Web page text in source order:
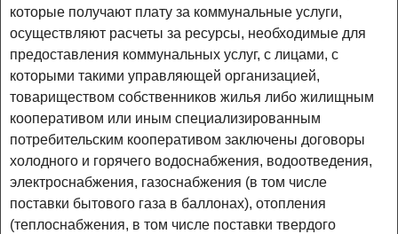
которые получают плату за коммунальные услуги,
осуществляют расчеты за ресурсы, необходимые для
предоставления коммунальных услуг, с лицами, с
которыми такими управляющей организацией,
товариществом собственников жилья либо жилищным
кооперативом или иным специализированным
потребительским кооперативом заключены договоры
холодного и горячего водоснабжения, водоотведения,
электроснабжения, газоснабжения (в том числе
поставки бытового газа в баллонах), отопления
(теплоснабжения, в том числе поставки твердого